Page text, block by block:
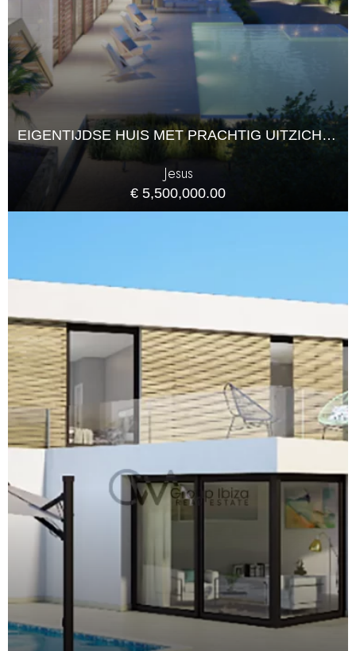
EIGENTIJDSE HUIS MET PRACHTIG UITZICHT IN EEN GESLOTEN GEMEENSCHAP
Jesus
€ 5,500,000.00